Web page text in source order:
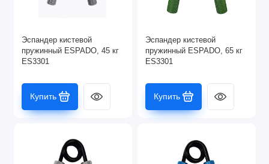
Эспандер кистевой
пружинный ESPADO, 45 кг
ES3301
Купить
Эспандер кистевой
пружинный ESPADO, 65 кг
ES3301
Купить